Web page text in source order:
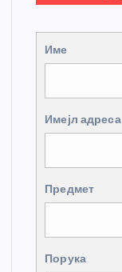
Име
Имејл адреса
Предмет
Порука